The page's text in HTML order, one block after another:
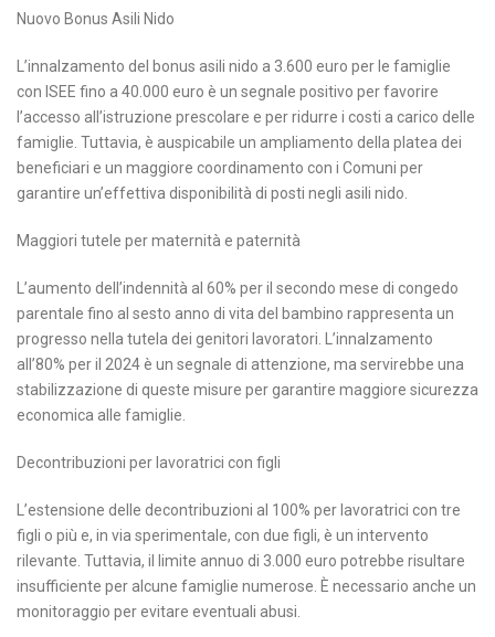
Nuovo Bonus Asili Nido
L’innalzamento del bonus asili nido a 3.600 euro per le famiglie
con ISEE fino a 40.000 euro è un segnale positivo per favorire
l’accesso all’istruzione prescolare e per ridurre i costi a carico delle
famiglie. Tuttavia, è auspicabile un ampliamento della platea dei
beneficiari e un maggiore coordinamento con i Comuni per
garantire un’effettiva disponibilità di posti negli asili nido.
Maggiori tutele per maternità e paternità
L’aumento dell’indennità al 60% per il secondo mese di congedo
parentale fino al sesto anno di vita del bambino rappresenta un
progresso nella tutela dei genitori lavoratori. L’innalzamento
all’80% per il 2024 è un segnale di attenzione, ma servirebbe una
stabilizzazione di queste misure per garantire maggiore sicurezza
economica alle famiglie.
Decontribuzioni per lavoratrici con figli
L’estensione delle decontribuzioni al 100% per lavoratrici con tre
figli o più e, in via sperimentale, con due figli, è un intervento
rilevante. Tuttavia, il limite annuo di 3.000 euro potrebbe risultare
insufficiente per alcune famiglie numerose. È necessario anche un
monitoraggio per evitare eventuali abusi.